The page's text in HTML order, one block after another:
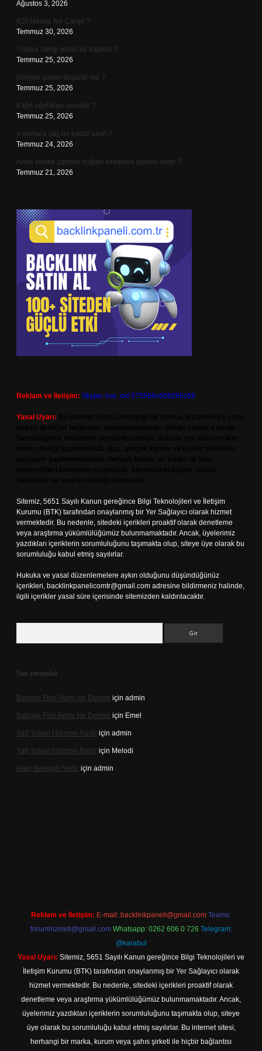
Ağustos 3, 2026
620 Hesap Ne Çalışır ?
Temmuz 30, 2026
Trakea hangi epitel ile kaplıdır ?
Temmuz 25, 2026
Kimyon şekeri düşürür mü ?
Temmuz 25, 2026
Kağıt ağırlıkları nelerdir ?
Temmuz 25, 2026
4 numara saç ne kadar uzun ?
Temmuz 24, 2026
Anne bebek çantası doğum sırasında gerekli midir ?
Temmuz 21, 2026
Reklam ve İletişim: Skype: live:.cid.575569c608265c69
Yasal Uyarı:
Sitemiz, 5651 Sayılı Kanun gereğince Bilgi Teknolojileri ve İletişim
Kurumu (BTK) tarafından onaylanmış bir Yer Sağlayıcı olarak hizmet
vermektedir. Bu nedenle, sitedeki içerikleri proaktif olarak denetleme
veya araştırma yükümlülüğümüz bulunmamaktadır. Ancak, üyelerimiz
yazdıkları içeriklerin sorumluluğunu taşımakta olup, siteye üye olarak bu
sorumluluğu kabul etmiş sayılırlar.
Hukuka ve yasal düzenlemelere aykırı olduğunu düşündüğünüz
içerikleri, backlinkpanelicomtr@gmail.com adresine bildirmeniz halinde,
ilgili içerikler yasal süre içerisinde sitemizden kaldırılacaktır.
Son yorumlar
Batıcılık Fikir Akımı Ne Demek için admin
Batıcılık Fikir Akımı Ne Demek için Emel
Yağ Yakan Hormon Nedir için admin
Yağ Yakan Hormon Nedir için Melodi
Arap Belagati Nedir için admin
Reklam ve İletişim: E-mail: backlinkpaneli@gmail.com Teams:
forumhizmeti@gmail.com Whatsapp: 0262 606 0 726 Telegram:
@karabul
Yasal Uyarı: Sitemiz, 5651 Sayılı Kanun gereğince Bilgi Teknolojileri ve
İletişim Kurumu (BTK) tarafından onaylanmış bir Yer Sağlayıcı olarak
hizmet vermektedir. Bu nedenle, sitedeki içerikleri proaktif olarak
denetleme veya araştırma yükümlülüğümüz bulunmamaktadır. Ancak,
üyelerimiz yazdıkları içeriklerin sorumluluğunu taşımakta olup, siteye
üye olarak bu sorumluluğu kabul etmiş sayılırlar. Bu internet sitesi,
herhangi bir marka, kurum veya şahıs şirketi ile hiçbir bağlantısı